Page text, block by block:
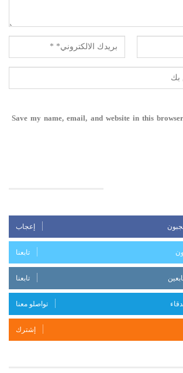
Save my name, email, and website in this
إعجاب
تابعنا
تابعنا
تواصلو معنا
إشترك